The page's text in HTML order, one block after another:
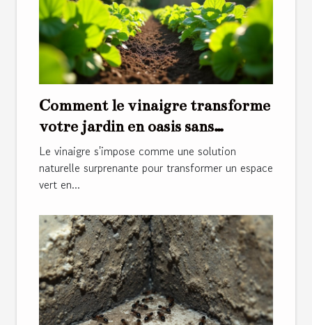
Comment le vinaigre transforme
votre jardin en oasis sans
mauvaises herbes ?
Le vinaigre s'impose comme une solution
naturelle surprenante pour transformer un espace
vert en...